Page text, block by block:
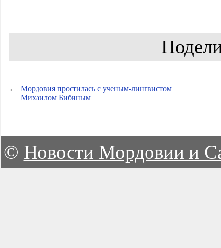
←
Мордовия простилась с ученым-лингвистом
Михаилом Бибиным
© Новости Мордовии и